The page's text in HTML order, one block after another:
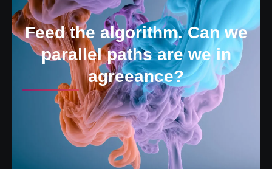
Feed the algorithm. Can we
parallel paths are we in
agreeance?